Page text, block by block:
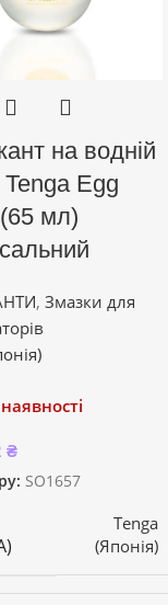
на водній
Tenga Egg
мл)
, Змазки для
₴
SO1657
Tenga
(Японія)